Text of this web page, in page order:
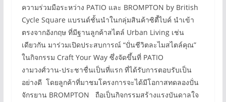
ความร่วมมือระหว่าง PATIO และ BROMPTON by British
Cycle Square แบรนด์ชั้นนำในกลุ่มสินค้าซิตี้ไบค์ นำเข้า
ตรงจากอังกฤษ ที่มีฐานลูกค้าสไตล์ Urban Living เช่น
เดียวกัน มาร่วมเปิดประสบการณ์ “ปั่นชีวิตละไมสไตล์คุณ”
ในกิจกรรม Craft Your Way ซึ่งจัดขึ้นที่ PATIO
งามวงศ์วาน-ประชาชื่นเป็นที่แรก ที่ได้รับการตอบรับเป็น
อย่างดี โดยลูกค้าที่มาชมโครงการจะได้มีโอกาสทดลองปั่น
จักรยาน BROMPTON ถือเป็นกิจกรรมสร้างแรงบันดาลใจ